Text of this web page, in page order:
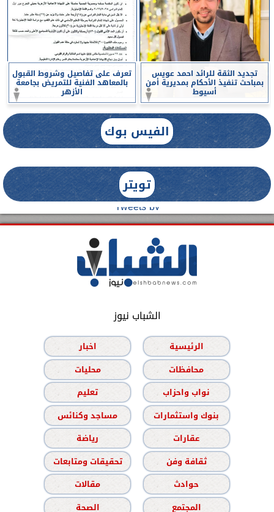
تجديد الثقة للرائد احمد عويس
بمباحث تنفيذ الأحكام بمديرية أمن
أسيوط
تعرف على تفاصيل وشروط القبول
بالمعاهد الفنية للتمريض بجامعة
الأزهر
الفيس بوك
تويتر
Tweets by
الشباب نيوز
الرئيسية
اخبار
محافظات
محليات
نواب واحزاب
تعليم
بنوك واستثمارات
مساجد وكنائس
عقارات
رياضة
ثقافة وفن
تحقيقات ومتابعات
حوادث
مقالات
المجتمع
الصحة